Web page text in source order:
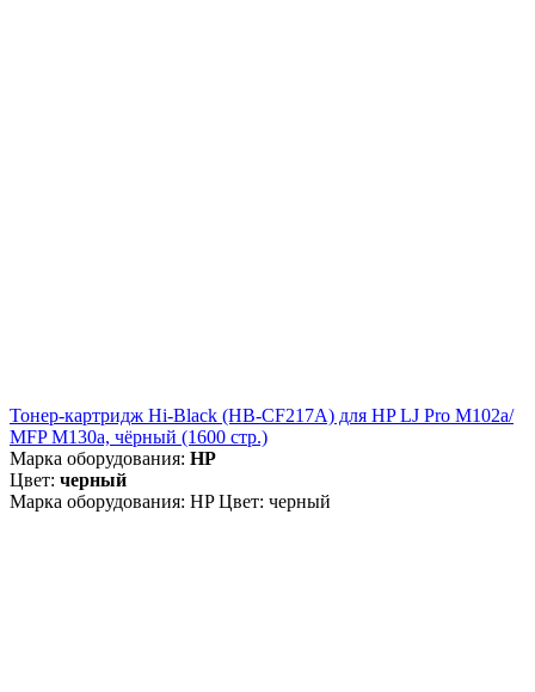
Тонер-картридж Hi-Black (HB-CF217A) для HP LJ Pro M102a/
MFP M130a, чёрный (1600 стр.)
Марка оборудования: HP
Цвет: черный
Марка оборудования: HP Цвет: черный